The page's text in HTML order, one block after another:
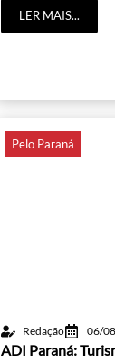
LER MAIS...
Pelo Paraná
Redação 06/
ADI Paraná: